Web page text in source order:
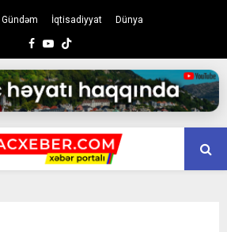
Gündəm İqtisadiyyat Dünya
Facebook
Youtube